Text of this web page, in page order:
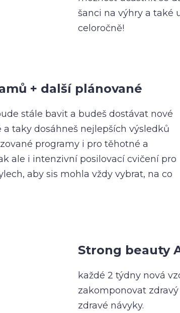
šanci na výhry a také
celoročně!
+ další plánované
stále bavit a budeš dostávat nové
taky dosáhneš nejlepších výsledků
programy i pro těhotné a
ale i intenzivní posilovací cvičení pro
aby sis mohla vždy vybrat, na co
Strong beauty
každé 2 týdny nová
zakomponovat
zdravé návyky.